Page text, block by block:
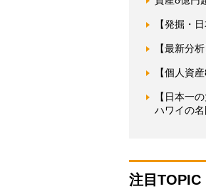
【発掘・
【最新分
【個人資
【日本一
ハワイの
注目TOPIC